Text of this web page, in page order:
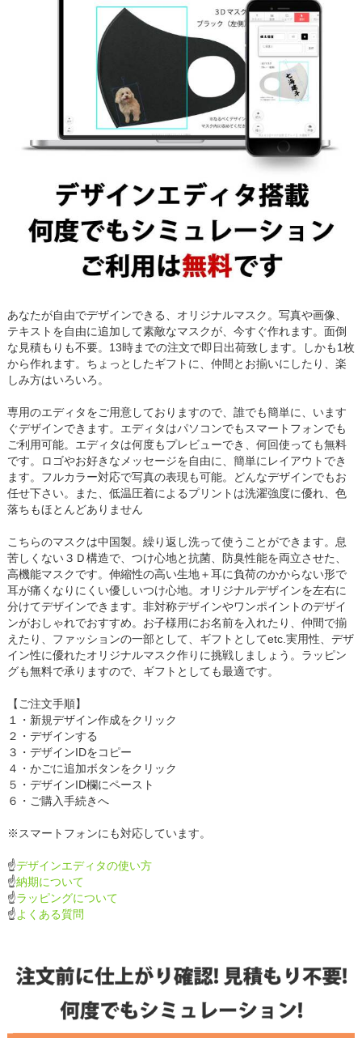
あなたが自由でデザインできる、オリジナルマスク。写真や画像、
テキストを自由に追加して素敵なマスクが、今すぐ作れます。面倒
な見積もりも不要。13時までの注文で即日出荷致します。しかも1枚
から作れます。ちょっとしたギフトに、仲間とお揃いにしたり、楽
しみ方はいろいろ。
専用のエディタをご用意しておりますので、誰でも簡単に、います
ぐデザインできます。エディタはパソコンでもスマートフォンでも
ご利用可能。エディタは何度もプレビューでき、何回使っても無料
です。ロゴやお好きなメッセージを自由に、簡単にレイアウトでき
ます。フルカラー対応で写真の表現も可能。どんなデザインでもお
任せ下さい。また、低温圧着によるプリントは洗濯強度に優れ、色
落ちもほとんどありません
こちらのマスクは中国製。繰り返し洗って使うことができます。息
苦しくない３Ｄ構造で、つけ心地と抗菌、防臭性能を両立させた、
高機能マスクです。伸縮性の高い生地＋耳に負荷のかからない形で
耳が痛くなりにくい優しいつけ心地。オリジナルデザインを左右に
分けてデザインできます。非対称デザインやワンポイントのデザイ
ンがおしゃれでおすすめ。お子様用にお名前を入れたり、仲間で揃
えたり、ファッションの一部として、ギフトとしてetc.実用性、デザ
イン性に優れたオリジナルマスク作りに挑戦しましょう。ラッピン
グも無料で承りますので、ギフトとしても最適です。
【ご注文手順】
１・新規デザイン作成をクリック
２・デザインする
３・デザインIDをコピー
４・かごに追加ボタンをクリック
５・デザインID欄にペースト
６・ご購入手続きへ
※スマートフォンにも対応しています。
☝デザインエディタの使い方
☝納期について
☝ラッピングについて
☝よくある質問